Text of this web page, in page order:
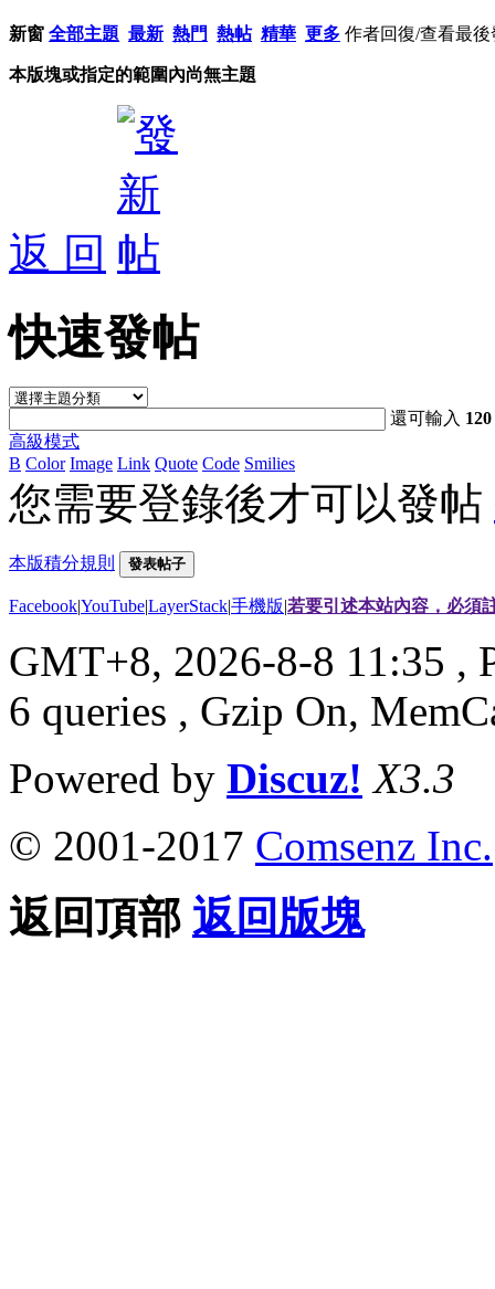
新窗 全部主題 最新 熱門 熱帖 精華 更多 作者回復/查看最後
本版塊或指定的範圍內尚無主題
返 回
快速發帖
還可輸入 120
高級模式
B Color Image Link Quote Code Smilies
您需要登錄後才可以發帖
本版積分規則 發表帖子
Facebook|YouTube|LayerStack|手機版|若要引述本站內容，必須
GMT+8, 2026-8-8 11:35 ,
6 queries , Gzip On,
Powered by Discuz! X3.3
© 2001-2017 Comsenz Inc.
返回頂部 返回版塊